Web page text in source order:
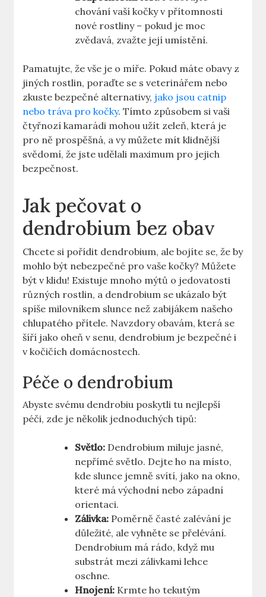
chování vaší kočky v přítomnosti
nové rostliny – pokud je moc
zvědavá, zvažte její umístění.
Pamatujte, že vše je o míře. Pokud máte obavy z
jiných rostlin, poraďte se s veterinářem nebo
zkuste bezpečné alternativy, jako jsou catnip
nebo tráva pro kočky. Tímto způsobem si vaši
čtyřnozí kamarádi mohou užít zeleň, která je
pro ně prospěšná, a vy můžete mít klidnější
svědomí, že jste udělali maximum pro jejich
bezpečnost.
Jak pečovat o
dendrobium bez obav
Chcete si pořídit dendrobium, ale bojíte se, že by
mohlo být nebezpečné pro vaše kočky? Můžete
být v klidu! Existuje mnoho mýtů o jedovatosti
různých rostlin, a dendrobium se ukázalo být
spíše milovníkem slunce než zabijákem našeho
chlupatého přítele. Navzdory obavám, která se
šíří jako oheň v senu, dendrobium je bezpečné i
v kočičích domácnostech.
Péče o dendrobium
Abyste svému dendrobiu poskytli tu nejlepší
péči, zde je několik jednoduchých tipů:
Světlo: Dendrobium miluje jasné,
nepřímé světlo. Dejte ho na místo,
kde slunce jemně svítí, jako na okno,
které má východní nebo západní
orientaci.
Zálivka: Poměrně časté zalévání je
důležité, ale vyhněte se přelévání.
Dendrobium má rádo, když mu
substrát mezi zálivkami lehce
oschne.
Hnojení: Krmte ho tekutým